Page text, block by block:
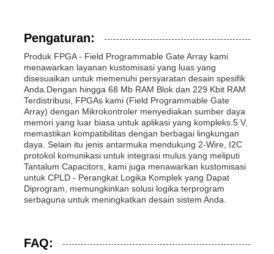
Pengaturan:
Produk FPGA - Field Programmable Gate Array kami
menawarkan layanan kustomisasi yang luas yang
disesuaikan untuk memenuhi persyaratan desain spesifik
Anda.Dengan hingga 68 Mb RAM Blok dan 229 Kbit RAM
Terdistribusi, FPGAs kami (Field Programmable Gate
Array) dengan Mikrokontroler menyediakan sumber daya
memori yang luar biasa untuk aplikasi yang kompleks.5 V,
memastikan kompatibilitas dengan berbagai lingkungan
daya. Selain itu jenis antarmuka mendukung 2-Wire, I2C
protokol komunikasi untuk integrasi mulus.yang meliputi
Tantalum Capacitors, kami juga menawarkan kustomisasi
untuk CPLD - Perangkat Logika Komplek yang Dapat
Diprogram, memungkinkan solusi logika terprogram
serbaguna untuk meningkatkan desain sistem Anda.
FAQ: